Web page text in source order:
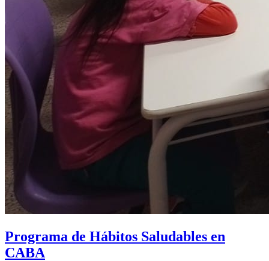
Programa de Hábitos Saludables en
CABA